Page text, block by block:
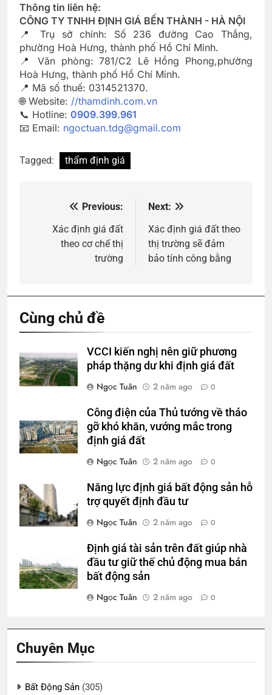
Thông tin liên hệ:
CÔNG TY TNHH ĐỊNH GIÁ BẾN THÀNH - HÀ NỘI
📍 Trụ sở chính: Số 236 đường Cao Thắng,
phường Hoà Hưng, thành phố Hồ Chí Minh.
📍 Văn phòng: 781/C2 Lê Hồng Phong,phường
Hoà Hưng, thành phố Hồ Chí Minh.
📍 Mã số thuế: 0314521370.
🌐 Website: //thamdinh.com.vn
📞 Hotline: 0909.399.961
📧 Email: ngoctuan.tdg@gmail.com
Tagged: thẩm định giá
hướng
Previous:
Xác định giá đất
theo cơ chế thị
trường
Next:
Xác định giá đất theo
thị trường sẽ đảm
bảo tính công bằng
Cùng chủ đề
VCCI kiến nghị nên giữ phương
pháp thặng dư khi định giá đất
Ngọc Tuân
2 năm ago 0
Công điện của Thủ tướng về tháo
gỡ khó khăn, vướng mắc trong
định giá đất
Ngọc Tuân
2 năm ago 0
Năng lực định giá bất động sản hỗ
trợ quyết định đầu tư
Ngọc Tuân
2 năm ago 0
Định giá tài sản trên đất giúp nhà
đầu tư giữ thế chủ động mua bán
bất động sản
Ngọc Tuân
2 năm ago 0
Chuyên Mục
Bất Động Sản (305)